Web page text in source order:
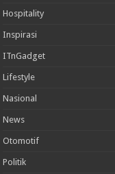
Hospitality
Inspirasi
ITnGadget
Lifestyle
Nasional
News
Otomotif
Politik